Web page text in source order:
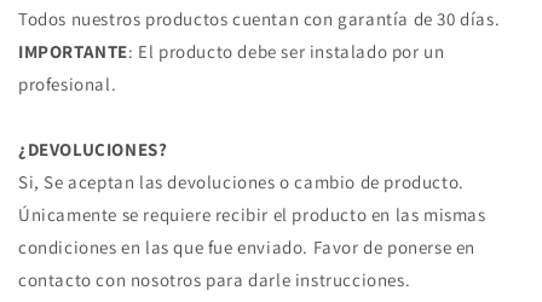
Todos nuestros productos cuentan con garantía de 30 días.
IMPORTANTE: El producto debe ser instalado por un
profesional.
¿DEVOLUCIONES?
Si, Se aceptan las devoluciones o cambio de producto.
Únicamente se requiere recibir el producto en las mismas
condiciones en las que fue enviado. Favor de ponerse en
contacto con nosotros para darle instrucciones.